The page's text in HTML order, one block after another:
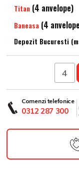
Titan (4 anvelope)
Baneasa (4
Depozit Bucuresti
Comenzi telefonice
0312 287 300